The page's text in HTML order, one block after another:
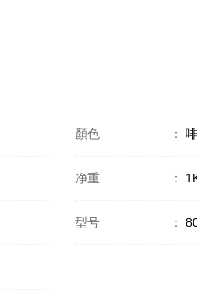
顏色 ：
净重 ：
型号 ：